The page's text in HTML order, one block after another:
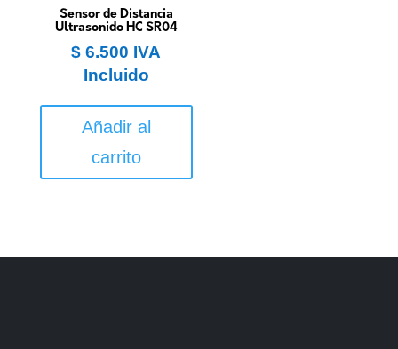
Sensor de Distancia
Ultrasonido HC SR04
$ 6.500 IVA
Incluido
Añadir al
carrito